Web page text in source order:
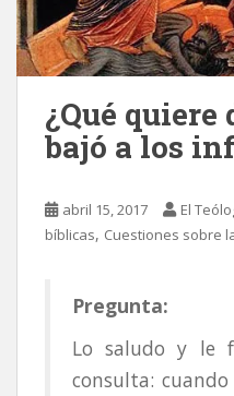
¿Qué quiere
bajó a los
abril 15, 2017 El
bíblicas, Cuestiones sobre
Pregunta:
Lo saludo y le
consulta: